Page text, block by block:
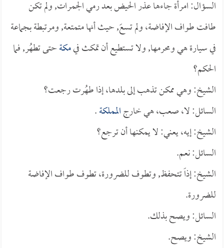
السؤال: امرأة جاءها عذر الحيض بعد رمي الجمرات, ولم تكن
طافت طواف الإفاضة، ولم تسعَ, حيث أنها متمتعة, ومرتبطة بجماعة
في سيارة هي ومحرمها, ولا تستطيع أن تمكث فيمكةحتى تطهُر, فما
الحكم؟
الشيخ: وهي ممكن تذهب إلى بلدها، إذا طهُرت رجعت؟
السائل: لا، صعب، هي خارجالمملكة.
الشيخ: إيه، يعني: لا يمكنها أن ترجع؟
السائل: نعم.
الشيخ: إذاً تتحفظ, وتطوف للضرورة، تطوف طواف الإفاضة
للضرورة.
السائل: ويصح بذلك.
الشيخ: ويصح.